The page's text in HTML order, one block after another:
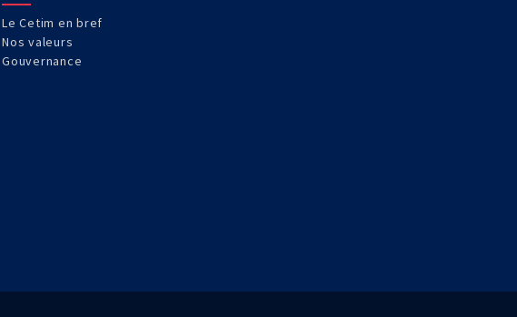
Le Cetim en bref
Nos valeurs
Gouvernance